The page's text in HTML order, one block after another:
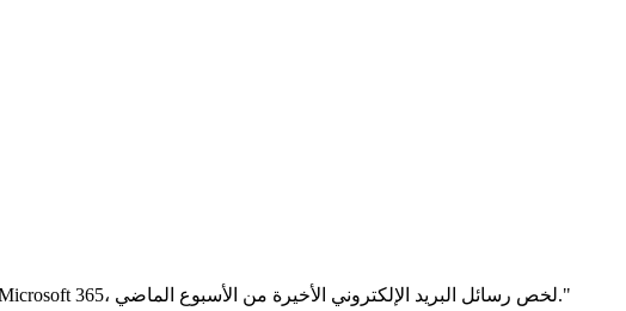
اذكر الموصل بشكل صريح إذا لزم الأمر، على سبيل المثال، "باستخدام بياناتي من Microsoft 365، لخص رسائل البريد الإلكتروني الأخيرة من الأسبوع الماضي."